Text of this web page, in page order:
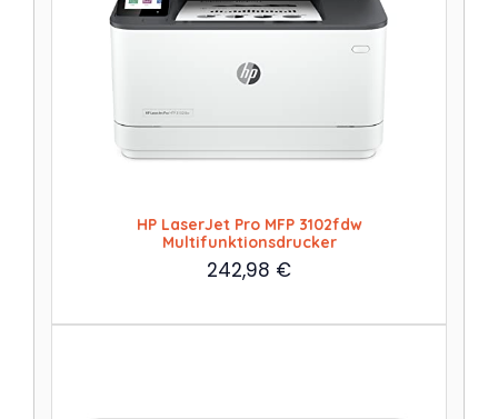
HP LaserJet Pro MFP 3102fdw
Multifunktionsdrucker
242,98 €